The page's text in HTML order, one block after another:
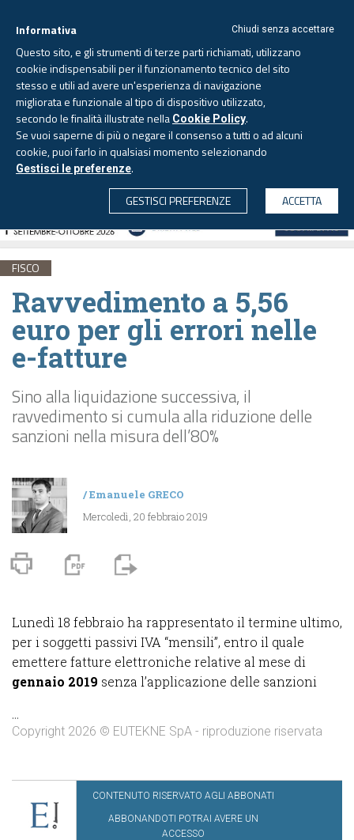
CERCA
Domenica, 9 agosto 2026
FISCO
Ravvedimento a 5,56
euro per gli errori nelle
e-fatture
Sino alla liquidazione successiva, il
ravvedimento si cumula alla riduzione delle
sanzioni nella misura dell’80%
/Emanuele GRECO
Mercoledì, 20 febbraio 2019
Lunedì 18 febbraio ha rappresentato il termine ultimo,
per i soggetti passivi IVA “mensili”, entro il quale
emettere fatture elettroniche relative al mese di
gennaio 2019 senza l’applicazione delle sanzioni
...
Copyright 2026 © EUTEKNE SpA - riproduzione riservata
CONTENUTO RISERVATO AGLI ABBONATI
ABBONANDOTI POTRAI AVERE UN
ACCESSO
Chiudi senza accettare
Informativa
Questo sito, e gli strumenti di terze parti richiamati, utilizzano
cookie indispensabili per il funzionamento tecnico del sito
stesso e utili ad avere un'esperienza di navigazione
migliorata e funzionale al tipo di dispositivo utilizzato,
secondo le finalità illustrate nella Cookie Policy.
Se vuoi saperne di più o negare il consenso a tutti o ad alcuni
cookie, puoi farlo in qualsiasi momento selezionando
Gestisci le preferenze.
GESTISCI PREFERENZE
ACCETTA